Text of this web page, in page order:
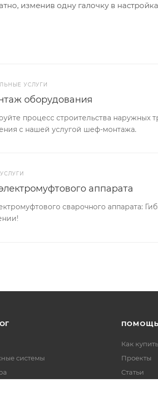
изменив одну галочку в
УСЛУГИ
оборудования
процесс строительства наружных
с нашей услугой шеф-монтажа.
аппарата
сварочного аппарата:
системы
ПОМОЩЬ
Как купить
Проекты
Статьи